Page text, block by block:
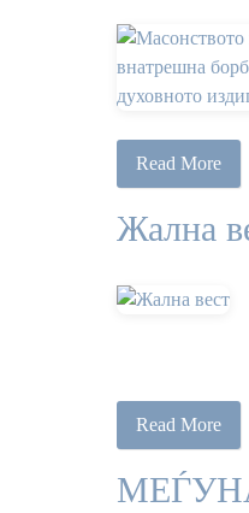
Read More
Жална
Read More